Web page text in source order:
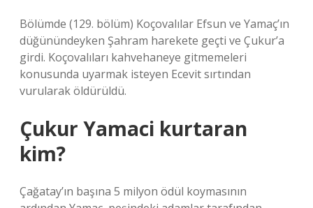
Bölümde (129. bölüm) Koçovalılar Efsun ve Yamaç’ın
düğünündeyken Şahram harekete geçti ve Çukur’a
girdi. Koçovalıları kahvehaneye gitmemeleri
konusunda uyarmak isteyen Ecevit sırtından
vurularak öldürüldü.
Çukur Yamaci kurtaran
kim?
Çağatay’ın başına 5 milyon ödül koymasının